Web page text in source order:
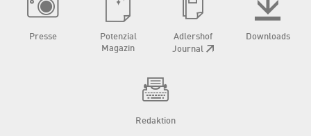
Presse
Potenzial
Magazin
Adlershof
Journal
Downloads
Redaktion